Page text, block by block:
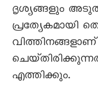
ദൃശ്യങ്ങളും
പ്രത്യേകമായി
എത്തിക്കും.